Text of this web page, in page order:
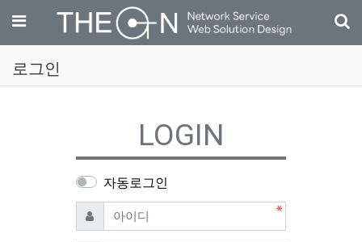
메뉴
로그인
LOGIN
자동로그인
아이디 필수